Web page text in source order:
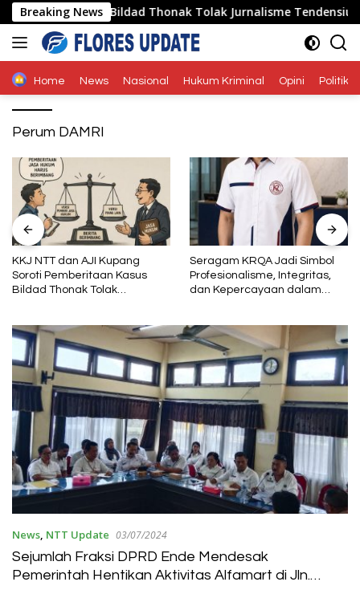
Langsung
ke
konten
Breaking News
Kasus Bildad Thonak Tolak Jurnalisme Tendensius dan
Home News Nasional Hukum Kriminal Opini Politik
Perum DAMRI
Seragam KRQA Jadi Simbol
Profesionalisme, Integritas,
dan Kepercayaan dalam
Jangan Sampai Rakyat Harus
Mencari Jalan Lain Karena
Wakilnya Tidak Hadir
News, NTT Update 03/07/2024
Sejumlah Fraksi DPRD Ende Mendesak
Pemerintah Hentikan Aktivitas Alfamart di Jln.